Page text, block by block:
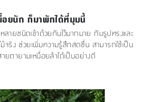
อยนัก ก็มาพักได้ที่มุมนี้
ลายชนิดเข้าด้วยกันไว้มากมาย กับรูปทรงและ
ม้จริง ช่วยเพิ่มความรู้สึกสดชื่น สามารถใช้เป็น
ยตายามเหนื่อยล้าได้เป็นอย่างดี